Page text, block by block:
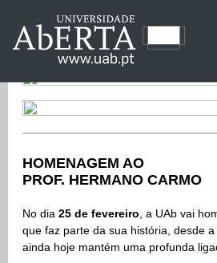
HOMENAGEM AO
PROF. HERMANO CARMO
No dia 25 de fevereiro , a UAb vai
que faz parte da sua história, desde
ainda hoje mantém uma profunda